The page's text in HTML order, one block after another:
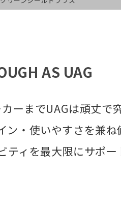
AS UAG
ーまでUAGは頑丈で
・使いやすさを兼
ティを最大限にサポー